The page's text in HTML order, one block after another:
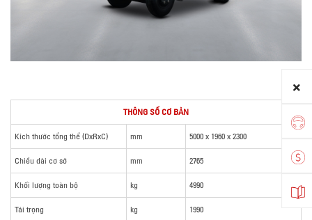
THÔNG SỐ CƠ BẢN
Kích thước tổng thể (DxRxC) mm 5000 x 1960 x 2300
Chiều dài cơ sở mm 2765
Khối lượng toàn bộ kg 4990
Tải trọng kg 1990